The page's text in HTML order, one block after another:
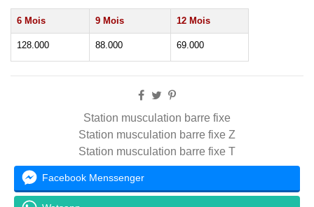
6 Mois 9 Mois 12 Mois
128.000 88.000 69.000
Station musculation barre fixe
Station musculation barre fixe Z
Station musculation barre fixe T
Facebook Menssenger